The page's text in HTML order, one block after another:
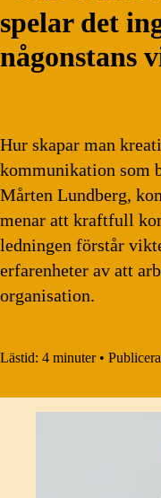
spelar det
någonstans
Hur skapar man
kommunikation som
Mårten Lundberg,
menar att kraftfull
ledningen förstår
erfarenheter av att
organisation.
Lästid: 4 minuter •